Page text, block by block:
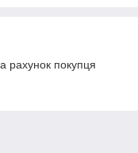
рахунок покупця